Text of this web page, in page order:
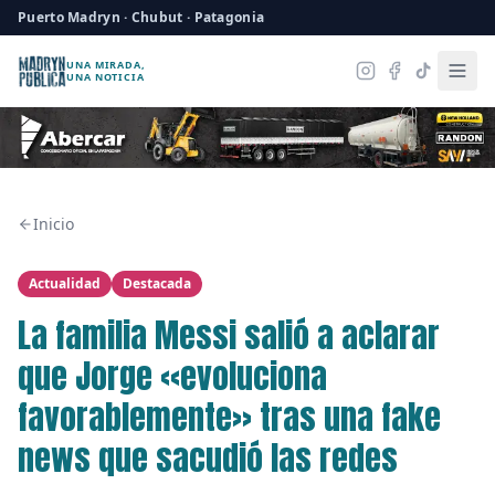
Puerto Madryn · Chubut · Patagonia
UNA MIRADA,
UNA NOTICIA
Inicio
Actualidad Destacada
La familia Messi salió a aclarar
que Jorge «evoluciona
favorablemente» tras una fake
news que sacudió las redes